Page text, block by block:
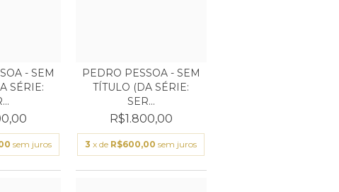
- SEM
SÉRIE:
sem juros
PEDRO PESSOA - SEM
TÍTULO (DA SÉRIE:
SER...
R$1.800,00
3 x de R$600,00 sem juros